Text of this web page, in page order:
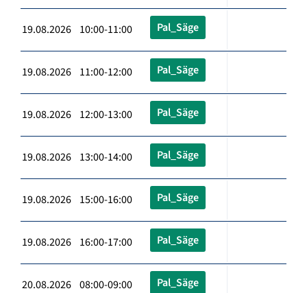
19.08.2026 10:00-11:00 Pal_Säge
19.08.2026 11:00-12:00 Pal_Säge
19.08.2026 12:00-13:00 Pal_Säge
19.08.2026 13:00-14:00 Pal_Säge
19.08.2026 15:00-16:00 Pal_Säge
19.08.2026 16:00-17:00 Pal_Säge
20.08.2026 08:00-09:00 Pal_Säge